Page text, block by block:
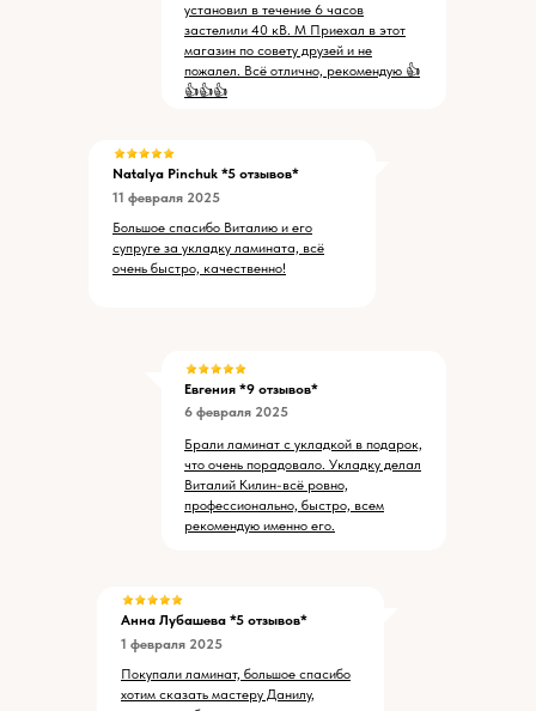
Natalya Pinchuk *5 отзывов*
11 февраля 2025
Большое спасибо Виталию и его
супруге за укладку ламината, всё
очень быстро, качественно!
установил в течение 6 часов
застелили 40 кВ. М Приехал в этот
магазин по совету друзей и не
пожалел. Всё отлично, рекомендую 👍
👍👍👍
Анна Лубашева *5 отзывов*
1 февраля 2025
Покупали ламинат, большое спасибо
хотим сказать мастеру Данилу,
Евгения *9 отзывов*
Брали ламинат с укладкой в подарок,
что очень порадовало. Укладку делал
Виталий Килин-всё ровно,
профессионально, быстро, всем
рекомендую именно его.
6 февраля 2025